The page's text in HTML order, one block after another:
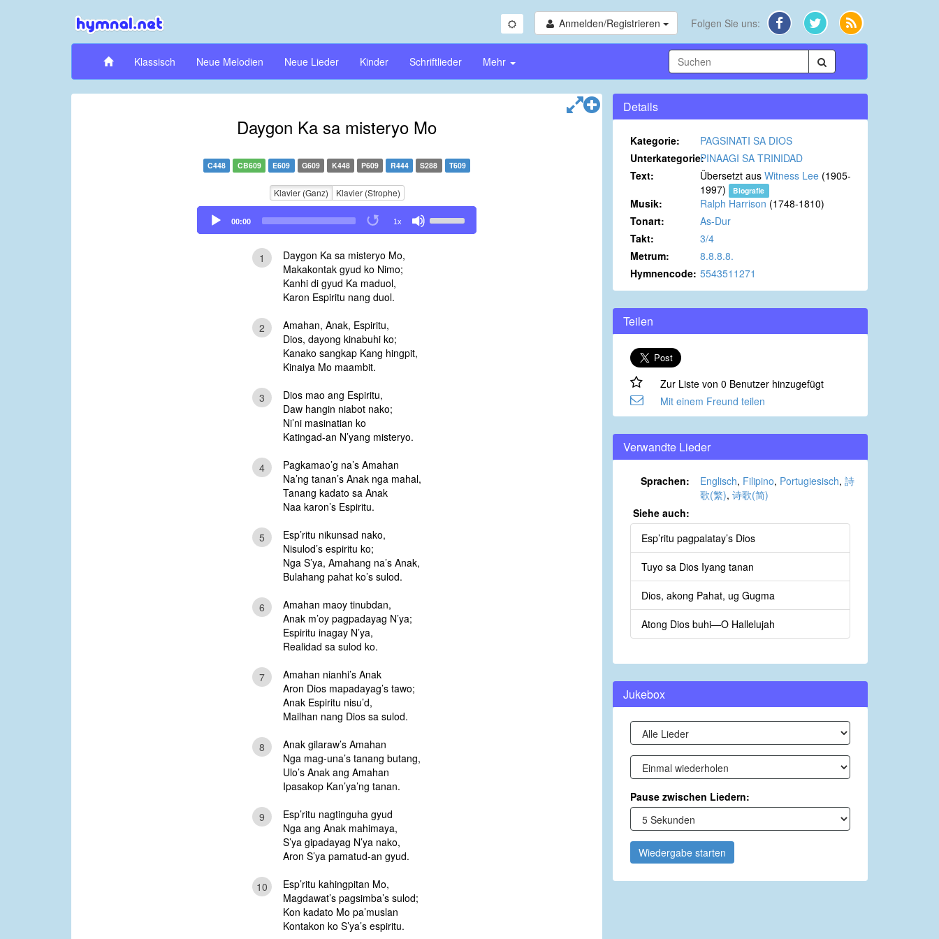
Anmelden/Registrieren Folgen Sie uns:
Klassisch Neue Melodien Neue Lieder Kinder Schriftlieder Mehr
Daygon Ka sa misteryo Mo
C448 CB609 E609 G609 K448 P609 R444 S288 T609
Klavier (Ganz) Klavier (Strophe)
Audio
Player
00:00 1x
Up/Down
1
Daygon Ka sa misteryo Mo,
Makakontak gyud ko Nimo;
Kanhi di gyud Ka maduol,
Karon Espiritu nang duol.
2
Amahan, Anak, Espiritu,
Dios, dayong kinabuhi ko;
Kanako sangkap Kang hingpit,
Kinaiya Mo maambit.
3
Dios mao ang Espiritu,
Daw hangin niabot nako;
Ni’ni masinatian ko
Katingad-an N’yang misteryo.
4
Pagkamao’g na’s Amahan
Na’ng tanan’s Anak nga mahal,
Tanang kadato sa Anak
Naa karon’s Espiritu.
5
Esp’ritu nikunsad nako,
Nisulod’s espiritu ko;
Nga S’ya, Amahang na’s Anak,
Bulahang pahat ko’s sulod.
6
Amahan maoy tinubdan,
Anak m’oy pagpadayag N’ya;
Espiritu inagay N’ya,
Realidad sa sulod ko.
7
Amahan nianhi’s Anak
Aron Dios mapadayag’s tawo;
Anak Espiritu nisu’d,
Mailhan nang Dios sa sulod.
8
Anak gilaraw’s Amahan
Nga mag-una’s tanang butang,
Ulo’s Anak ang Amahan
Ipasakop Kan’ya’ng tanan.
9
Esp’ritu nagtinguha gyud
Nga ang Anak mahimaya,
S’ya gipadayag N’ya nako,
Aron S’ya pamatud-an gyud.
10
Esp’ritu kahingpitan Mo,
Magdawat’s pagsimba’s sulod;
Kon kadato Mo pa’muslan
Kontakon ko S’ya’s espiritu.
Details
Kategorie:
PAGSINATI SA DIOS
Unterkategorie:PINAAGI SA TRINIDAD
Text:
Übersetzt aus Witness Lee (1905-
1997)
Biografie
Musik: Ralph Harrison (1748-1810)
Tonart:
As-Dur
Takt:
3/4
Metrum:
8.8.8.8.
Hymnencode: 5543511271
Teilen
Zur Liste von 0 Benutzer hinzugefügt
Mit einem Freund teilen
Verwandte Lieder
Sprachen: Englisch, Filipino, Portugiesisch, 詩
歌(繁), 诗歌(简)
Siehe auch:
Esp’ritu pagpalatay’s Dios
Tuyo sa Dios Iyang tanan
Dios, akong Pahat, ug Gugma
Atong Dios buhi—O Hallelujah
Jukebox
Pause zwischen Liedern:
Wiedergabe starten